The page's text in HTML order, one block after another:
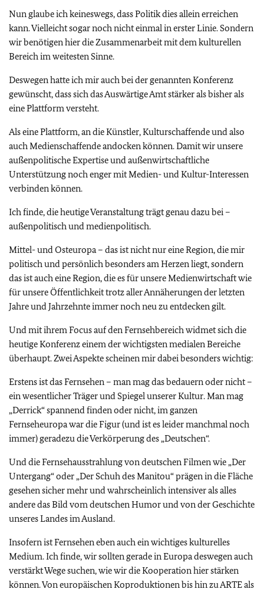
Nun glaube ich keineswegs, dass Politik dies allein erreichen
kann. Vielleicht sogar noch nicht einmal in erster Linie. Sondern
wir benötigen hier die Zusammenarbeit mit dem kulturellen
Bereich im weitesten Sinne.
Deswegen hatte ich mir auch bei der genannten Konferenz
gewünscht, dass sich das Auswärtige Amt stärker als bisher als
eine Plattform versteht.
Als eine Plattform, an die Künstler, Kulturschaffende und also
auch Medienschaffende andocken können. Damit wir unsere
außenpolitische Expertise und außenwirtschaftliche
Unterstützung noch enger mit Medien- und Kultur-Interessen
verbinden können.
Ich finde, die heutige Veranstaltung trägt genau dazu bei –
außenpolitisch und medienpolitisch.
Mittel- und Osteuropa – das ist nicht nur eine Region, die mir
politisch und persönlich besonders am Herzen liegt, sondern
das ist auch eine Region, die es für unsere Medienwirtschaft wie
für unsere Öffentlichkeit trotz aller Annäherungen der letzten
Jahre und Jahrzehnte immer noch neu zu entdecken gilt.
Und mit ihrem Focus auf den Fernsehbereich widmet sich die
heutige Konferenz einem der wichtigsten medialen Bereiche
überhaupt. Zwei Aspekte scheinen mir dabei besonders wichtig:
Erstens ist das Fernsehen – man mag das bedauern oder nicht –
ein wesentlicher Träger und Spiegel unserer Kultur. Man mag
„Derrick“ spannend finden oder nicht, im ganzen
Fernseheuropa war die Figur (und ist es leider manchmal noch
immer) geradezu die Verkörperung des „Deutschen“.
Und die Fernsehausstrahlung von deutschen Filmen wie „Der
Untergang“ oder „Der Schuh des Manitou“ prägen in die Fläche
gesehen sicher mehr und wahrscheinlich intensiver als alles
andere das Bild vom deutschen Humor und von der Geschichte
unseres Landes im Ausland.
Insofern ist Fernsehen eben auch ein wichtiges kulturelles
Medium. Ich finde, wir sollten gerade in Europa deswegen auch
verstärkt Wege suchen, wie wir die Kooperation hier stärken
können. Von europäischen Koproduktionen bis hin zu ARTE als